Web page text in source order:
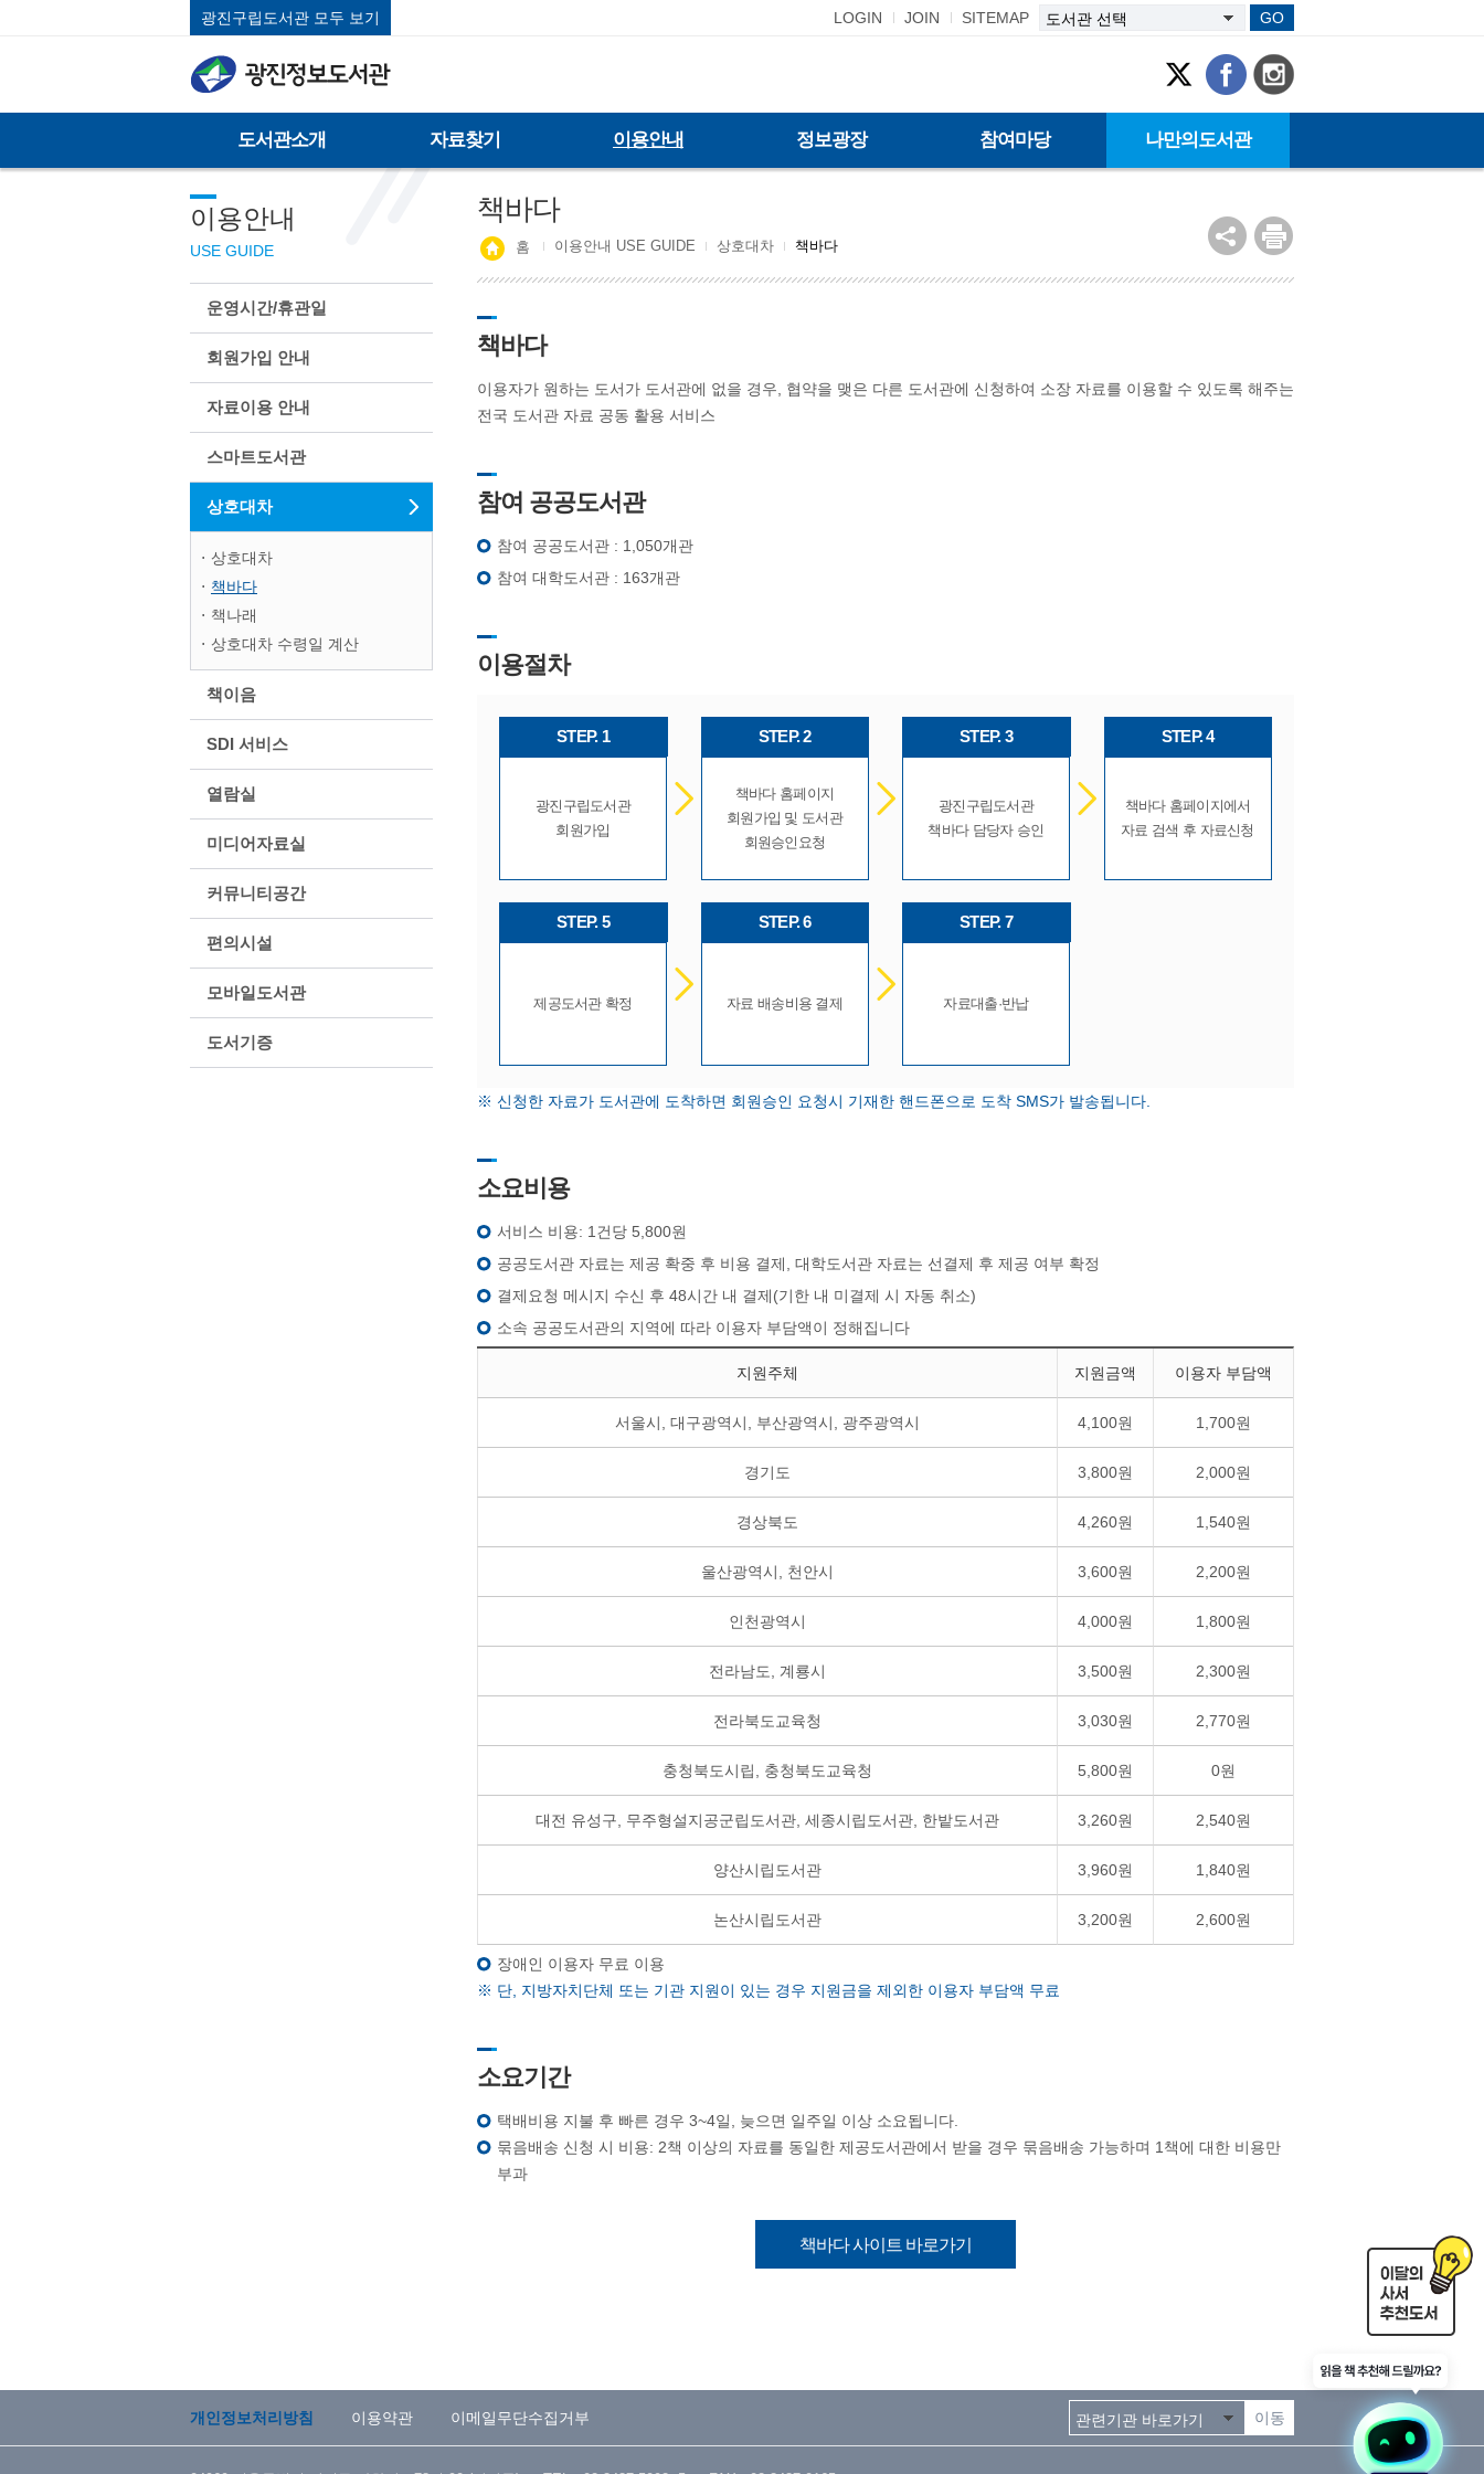
광진구립도서관 모두 보기 LOGIN JOIN SITEMAP GO
도서관소개 자료찾기 이용안내 정보광장 참여마당 나만의도서관
이용안내
USE GUIDE
운영시간/휴관일
회원가입 안내
자료이용 안내
스마트도서관
상호대차
상호대차
책바다
책나래
상호대차 수령일 계산
책이음
SDI 서비스
열람실
미디어자료실
커뮤니티공간
편의시설
모바일도서관
도서기증
책바다
홈 이용안내 USE GUIDE 상호대차 책바다
책바다
이용자가 원하는 도서가 도서관에 없을 경우, 협약을 맺은 다른 도서관에 신청하여 소장 자료를 이용할 수 있도록 해주는
전국 도서관 자료 공동 활용 서비스
참여 공공도서관
참여 공공도서관 : 1,050개관
참여 대학도서관 : 163개관
이용절차
STEP. 1
광진구립도서관
회원가입
STEP. 2
책바다 홈페이지
회원가입 및 도서관
회원승인요청
STEP. 3
광진구립도서관
책바다 담당자 승인
STEP. 4
책바다 홈페이지에서
자료 검색 후 자료신청
STEP. 5
제공도서관 확정
STEP. 6
자료 배송비용 결제
STEP. 7
자료대출·반납
※ 신청한 자료가 도서관에 도착하면 회원승인 요청시 기재한 핸드폰으로 도착 SMS가 발송됩니다.
소요비용
서비스 비용: 1건당 5,800원
공공도서관 자료는 제공 확중 후 비용 결제, 대학도서관 자료는 선결제 후 제공 여부 확정
결제요청 메시지 수신 후 48시간 내 결제(기한 내 미결제 시 자동 취소)
소속 공공도서관의 지역에 따라 이용자 부담액이 정해집니다
지원주체 지원금액 이용자 부담액
서울시, 대구광역시, 부산광역시, 광주광역시 4,100원 1,700원
경기도 3,800원 2,000원
경상북도 4,260원 1,540원
울산광역시, 천안시 3,600원 2,200원
인천광역시 4,000원 1,800원
전라남도, 계룡시 3,500원 2,300원
전라북도교육청 3,030원 2,770원
충청북도시립, 충청북도교육청 5,800원 0원
대전 유성구, 무주형설지공군립도서관, 세종시립도서관, 한밭도서관 3,260원 2,540원
양산시립도서관 3,960원 1,840원
논산시립도서관 3,200원 2,600원
장애인 이용자 무료 이용
※ 단, 지방자치단체 또는 기관 지원이 있는 경우 지원금을 제외한 이용자 부담액 무료
소요기간
택배비용 지불 후 빠른 경우 3~4일, 늦으면 일주일 이상 소요됩니다.
묶음배송 신청 시 비용: 2책 이상의 자료를 동일한 제공도서관에서 받을 경우 묶음배송 가능하며 1책에 대한 비용만
부과
책바다 사이트 바로가기
개인정보처리방침 이용약관 이메일무단수집거부 이동